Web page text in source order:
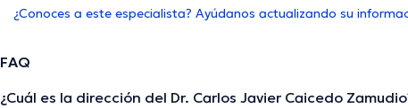
¿Conoces a este especialista? Ayúdanos actualizando su
FAQ
¿Cuál es la dirección del Dr. Carlos Javier Caicedo